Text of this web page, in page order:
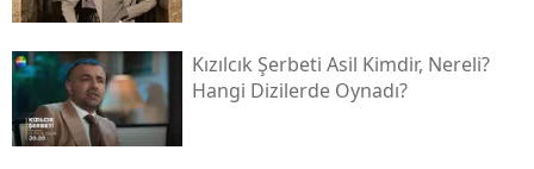
Kızılcık Şerbeti Asil Kimdir, Nereli?
Hangi Dizilerde Oynadı?